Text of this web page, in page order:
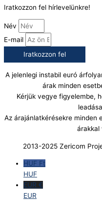
Iratkozzon fel hírlevelünkre!
Név
E-mail
Iratkozzon fel
A jelenlegi instabil euró
árak minden
Kérjük vegye figyelembe,
Az árajánlatkérésekre minden
árakkal
2013-2025 Zericom
HUF Ft
HUF
EUR €
EUR